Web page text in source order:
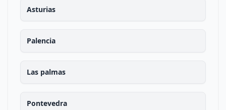
Asturias
Palencia
Las palmas
Pontevedra